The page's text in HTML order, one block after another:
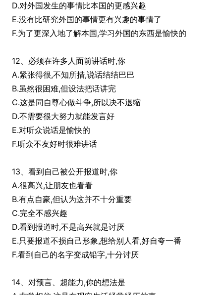
D.对外国发生的事情比本国的更感兴趣
E.没有比研究外国的事情更有兴趣的事情了
F.为了更深入地了解本国,学习外国的东西是愉快的
12、必须在许多人面前讲话时,你
A.紧张得很,不知所措,说话结结巴巴
B.虽然很困难,但设法把话讲完
C.这是同自尊心做斗争,所以决不退缩
D.不需要很大努力就能发言好
E.对听众说话是愉快的
F.听众不友好时很难讲话
13、看到自己被公开报道时,你
A.很高兴,让朋友也看看
B.有点自豪,但认为这并不十分重要
C.完全不感兴趣
D.看到报道时,不是高兴就是讨厌
E.只要报道不损自己形象,想给别人看,好自夸一番
F.看到自己的名字变成铅字,十分讨厌
14、对预言、超能力,你的想法是